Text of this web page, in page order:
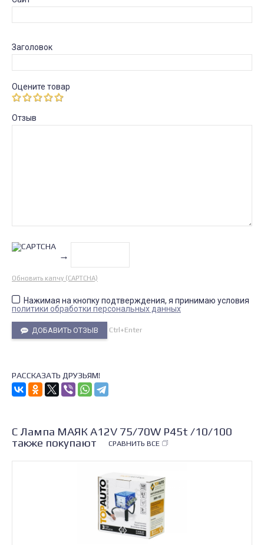
Заголовок
Оцените товар
Отзыв
→
Обновить капчу (CAPTCHA)
Нажимая на кнопку подтверждения, я принимаю условия
политики обработки персональных данных
ДОБАВИТЬ ОТЗЫВ Ctrl+Enter
РАССКАЗАТЬ ДРУЗЬЯМ!
С Лампа МАЯК А12V 75/70W P45t /10/100
также покупают
СРАВНИТЬ ВСЕ